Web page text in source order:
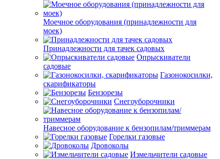
Моечное оборудования (принадлежности для
моек)
Принадлежности для тачек садовых
Опрыскиватели
садовые
Газонокосилки,
скарификаторы
Бензорезы
Снегоуборочники
Навесное оборудование к бензопилам/триммерам
Горелки газовые
Дровоколы
Измельчители садовые